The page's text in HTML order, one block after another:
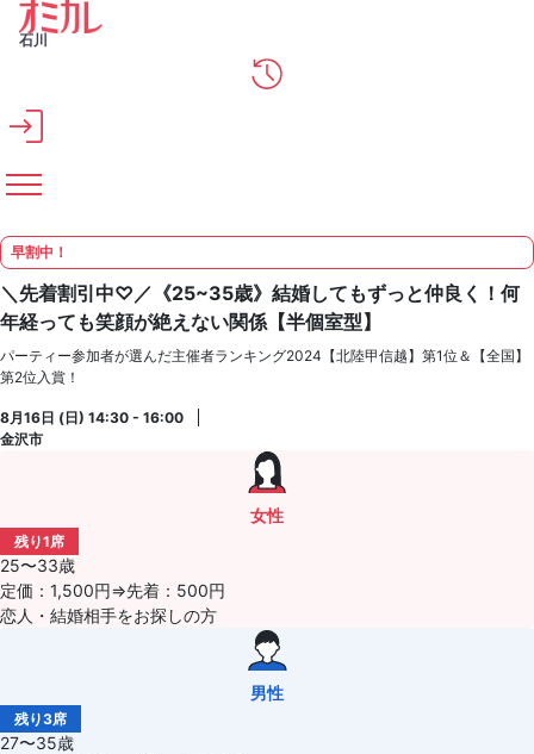
メインコンテンツへスキップ
石川
早割中！
＼先着割引中♡／《25~35歳》結婚してもずっと仲良く！何
年経っても笑顔が絶えない関係【半個室型】
パーティー参加者が選んだ主催者ランキング2024【北陸甲信越】第1位＆【全国】
第2位入賞！
8月16日 (日) 14:30 - 16:00
金沢市
女性
残り1席
25〜33歳
定価：1,500円⇒先着：500円
恋人・結婚相手をお探しの方
男性
残り3席
27〜35歳